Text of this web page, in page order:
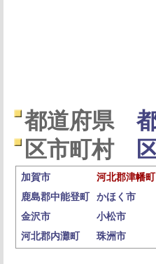
都道府県
区市町村
加賀市 河北郡津幡町
鹿島郡中能登町
かほく市
金沢市
小松市
河北郡内灘町
珠洲市